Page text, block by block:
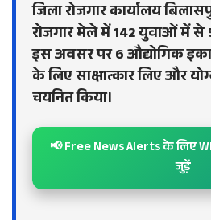
जिला रोजगार कार्यालय
रोजगार मेले में 142 युवाओं में
इस अवसर पर 6 औद्योगिक
के लिए साक्षात्कार लिए और
चयनित किया।
📢 Free News Alerts के लिए
जुड़ें